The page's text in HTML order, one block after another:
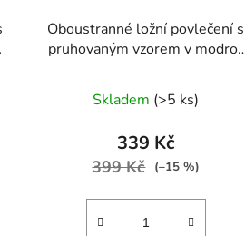
Oboustranné ložní povlečení s
pruhovaným vzorem v modro-
70 × 90 cm
Skladem (>5 ks)
339 Kč
399 Kč (–15 %)